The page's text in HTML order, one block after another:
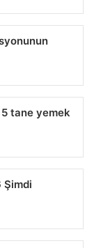
tane yemek
Şimdi